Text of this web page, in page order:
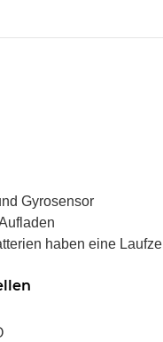
Gyrosensor
haben eine
PS3 Laser mit Schlitten